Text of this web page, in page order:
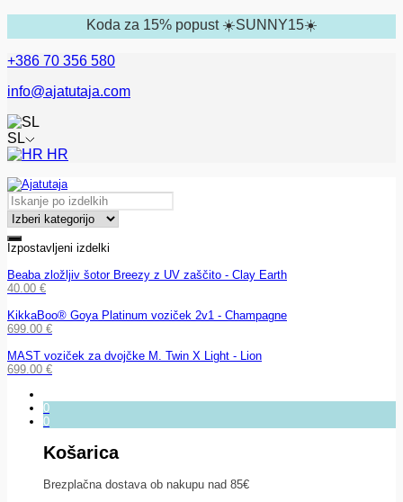
Koda za 15% popust ☀️SUNNY15☀️
+386 70 356 580
info@ajatutaja.com
SL
HR
Izpostavljeni izdelki
Beaba zložljiv šotor Breezy z UV zaščito - Clay Earth
40.00 €
KikkaBoo® Goya Platinum voziček 2v1 - Champagne
699.00 €
MAST voziček za dvojčke M. Twin X Light - Lion
699.00 €
0
0
Košarica
Brezplačna dostava ob nakupu nad 85€